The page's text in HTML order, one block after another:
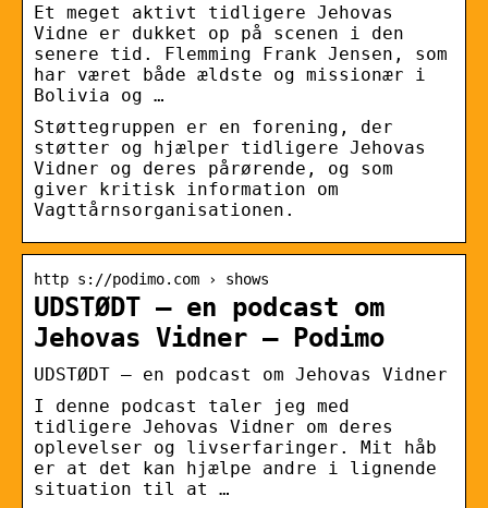
Et meget aktivt tidligere Jehovas
Vidne er dukket op på scenen i den
senere tid. Flemming Frank Jensen, som
har været både ældste og missionær i
Bolivia og …
Støttegruppen er en forening, der
støtter og hjælper tidligere Jehovas
Vidner og deres pårørende, og som
giver kritisk information om
Vagttårnsorganisationen.
http s://podimo.com › shows
UDSTØDT – en podcast om
Jehovas Vidner – Podimo
UDSTØDT – en podcast om Jehovas Vidner
I denne podcast taler jeg med
tidligere Jehovas Vidner om deres
oplevelser og livserfaringer. Mit håb
er at det kan hjælpe andre i lignende
situation til at …